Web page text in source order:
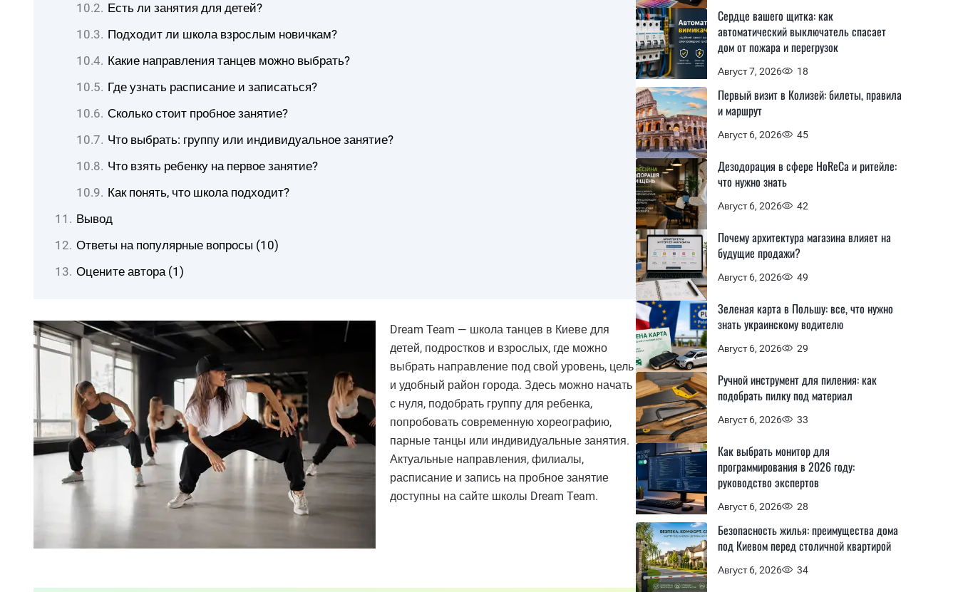
Есть ли занятия для детей?
Подходит ли школа взрослым новичкам?
Какие направления танцев можно выбрать?
Где узнать расписание и записаться?
Сколько стоит пробное занятие?
Что выбрать: группу или индивидуальное занятие?
Что взять ребенку на первое занятие?
Как понять, что школа подходит?
Вывод
Ответы на популярные вопросы (10)
Оцените автора (1)
Dream Team — школа танцев в Киеве для
детей, подростков и взрослых, где можно
выбрать направление под свой уровень, цель
и удобный район города. Здесь можно начать
с нуля, подобрать группу для ребенка,
попробовать современную хореографию,
парные танцы или индивидуальные занятия.
Актуальные направления, филиалы,
расписание и запись на пробное занятие
доступны на сайте школы Dream Team.
Август 7, 2026 18
Сердце вашего щитка: как
автоматический выключатель спасает
дом от пожара и перегрузок
Август 6, 2026 45
Первый визит в Колизей: билеты, правила
и маршрут
Август 6, 2026 42
Дезодорация в сфере HoReCa и ритейле:
что нужно знать
Август 6, 2026 49
Почему архитектура магазина влияет на
будущие продажи?
Август 6, 2026 29
Зеленая карта в Польшу: все, что нужно
знать украинскому водителю
Август 6, 2026 33
Ручной инструмент для пиления: как
подобрать пилку под материал
Август 6, 2026 28
Как выбрать монитор для
программирования в 2026 году:
руководство экспертов
Август 6, 2026 34
Безопасность жилья: преимущества дома
под Киевом перед столичной квартирой